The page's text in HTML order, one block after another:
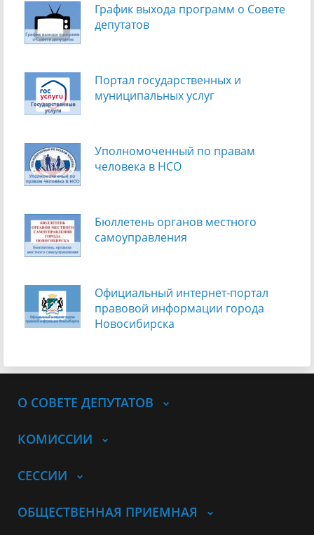
График выхода программ о Cовете
депутатов
Портал государственных и
муниципальных услуг
Уполномоченный по правам
человека в НСО
Бюллетень органов местного
самоуправления
Официальный интернет-портал
правовой информации города
Новосибирска
О СОВЕТЕ ДЕПУТАТОВ
КОМИССИИ
СЕССИИ
ОБЩЕСТВЕННАЯ ПРИЕМНАЯ